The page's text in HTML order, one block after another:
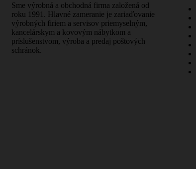
Sme výrobná a obchodná firma založená od
roku 1991. Hlavné zameranie je zariaďovanie
výrobných firiem a servisov priemyselným,
kancelárskym a kovovým nábytkom a
príslušenstvom, výroba a predaj poštových
schránok.